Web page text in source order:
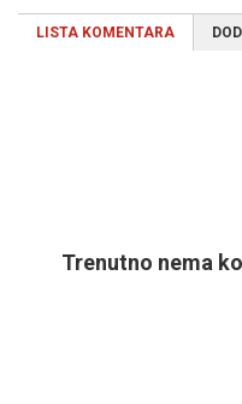
LISTA KOMENTARA
Trenutno nema